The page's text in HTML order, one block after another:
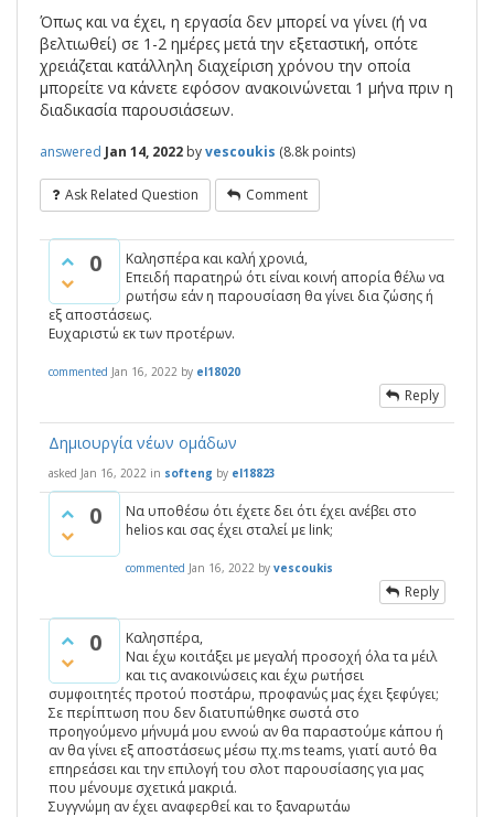
Όπως και να έχει, η εργασία δεν μπορεί να γίνει (ή να
βελτιωθεί) σε 1-2 ημέρες μετά την εξεταστική, οπότε
χρειάζεται κατάλληλη διαχείριση χρόνου την οποία
μπορείτε να κάνετε εφόσον ανακοινώνεται 1 μήνα πριν η
διαδικασία παρουσιάσεων.
answered Jan 14, 2022 byvescoukis (8.8k points)
Ask Related Question Comment
0
Καλησπέρα και καλή χρονιά,
Επειδή παρατηρώ ότι είναι κοινή απορία ΄θέλω να
ρωτήσω εάν η παρουσίαση θα γίνει δια ζώσης ή
εξ αποστάσεως.
Ευχαριστώ εκ των προτέρων.
commented Jan 16, 2022 by el18020
Reply
Δημιουργία νέων ομάδων
asked Jan 16, 2022 in softeng by el18823
0
Να υποθέσω ότι έχετε δει ότι έχει ανέβει στο
helios και σας έχει σταλεί με link;
commented Jan 16, 2022 by vescoukis
Reply
0
Καλησπέρα,
Ναι έχω κοιτάξει με μεγαλή προσοχή όλα τα μέιλ
και τις ανακοινώσεις και έχω ρωτήσει
συμφοιτητές προτού ποστάρω, προφανώς μας έχει ξεφύγει;
Σε περίπτωση που δεν διατυπώθηκε σωστά στο
προηγούμενο μήνυμά μου εννοώ αν θα παραστούμε κάπου ή
αν θα γίνει εξ αποστάσεως μέσω πχ.ms teams, γιατί αυτό θα
επηρεάσει και την επιλογή του σλοτ παρουσίασης για μας
που μένουμε σχετικά μακριά.
Συγγνώμη αν έχει αναφερθεί και το ξαναρωτάω